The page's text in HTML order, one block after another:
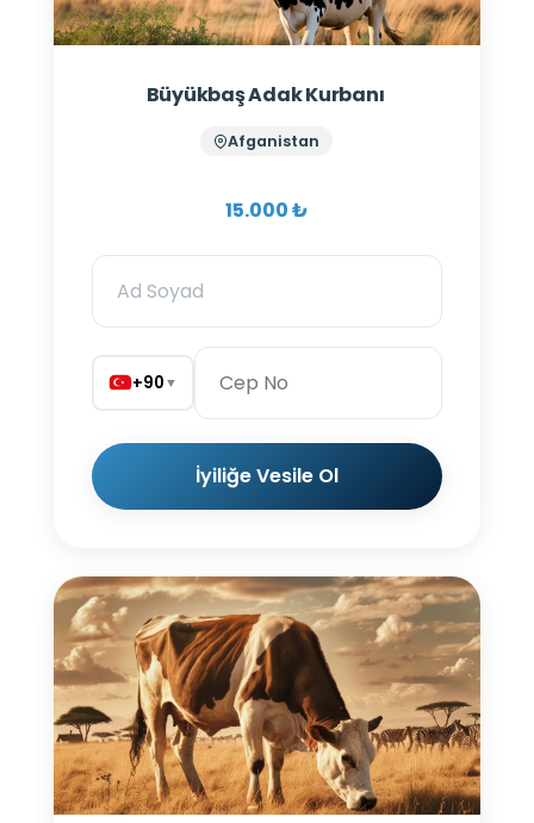
Büyükbaş Adak Kurbanı
Afganistan
15.000 ₺
+90▼
İyiliğe Vesile Ol